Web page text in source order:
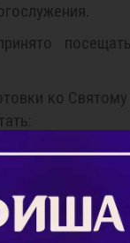
ко
Причащению
канонов и